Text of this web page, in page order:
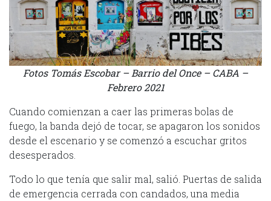
Fotos Tomás Escobar – Barrio del Once – CABA –
Febrero 2021
Cuando comienzan a caer las primeras bolas de
fuego, la banda dejó de tocar, se apagaron los sonidos
desde el escenario y se comenzó a escuchar gritos
desesperados.
Todo lo que tenía que salir mal, salió. Puertas de salida
de emergencia cerrada con candados, una media